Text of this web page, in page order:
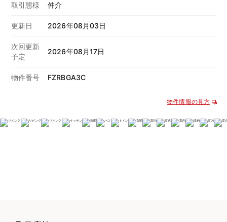
取引態様 仲介
更新日 2026年08月03日
次回更新
予定
2026年08月17日
物件番号 FZRBGA3C
物件情報の見方